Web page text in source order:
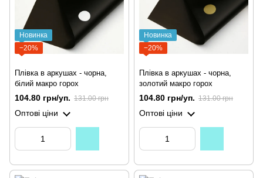
Новинка
−20%
Плівка в аркушах - чорна,
білий макро горох
104.80 грн/уп. 131.00 грн
Оптові ціни
Новинка
−20%
Плівка в аркушах - чорна,
золотий макро горох
104.80 грн/уп. 131.00 грн
Оптові ціни